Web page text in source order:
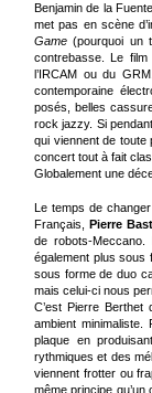
Benjamin de la
met pas en scène
Game (pourquoi un
contrebasse. Le
l’IRCAM ou du
contemporaine
posés, belles
rock jazzy. Si
qui viennent de toute
concert tout à fait
Globalement une
Le temps de
Français, Pierre
de robots-Meccano.
également plus sous
sous forme de duo
mais celui-ci nous
C’est Pierre
ambient
plaque en
rythmiques et des
viennent frotter ou
même principe